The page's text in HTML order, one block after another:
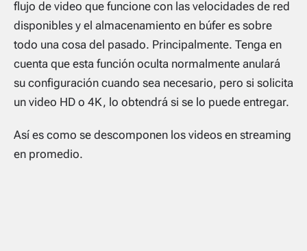
flujo de video que funcione con las velocidades de red
disponibles y el almacenamiento en búfer es sobre
todo una cosa del pasado. Principalmente. Tenga en
cuenta que esta función oculta normalmente anulará
su configuración cuando sea necesario, pero si solicita
un video HD o 4K, lo obtendrá si se lo puede entregar.
Así es como se descomponen los videos en streaming
en promedio.